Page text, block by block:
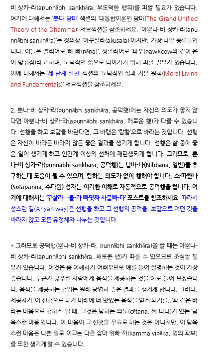
비 상카-라(apunnābhi sankhāra, 부도덕한 행위)를 피할 필요가 있습니다.
여기에 대해서는 ‘붓다 담마’ 섹션의 ‘대통합이론인 담마(The Grand Unified
Theory of the Dhamma)’ 서브섹션을 참조하세요. ‘아뿐나-비 상카-라(apu
nnābhi sankhāra)’는 정의상 ‘아꾸살라(akusala)’이지만, 가장 나쁜 종류들입
니다. 이들은 빨리어로 ‘빠-빠(pāpa)’, 싱할라어로 ‘파우(paw)(cow와 같이 운
이 맞춰짐)라고 하며, 도덕적인 삶으로 나아가기 위해 피할 필요가 있습니다.
이에 대해서는 ‘세 단계 실천’ 섹션의 ‘도덕적인 삶과 기본 원칙(Moral Living
and Fundamentals)’ 서브섹션을 참조하세요.
2. 뿐나-비 상카-라(punnābhi sankhāra, 공덕행)에는 자신의 의도가 좋지 않
다면 아뿐나-비 상카-라(apunnābhi sankhāra, 해로운 행)가 따를 수 있습니
다. 선행을 하고 보답을 바란다면, 그 바램은 ‘탐함’으로 바라는 것입니다. 선행
은 자신이 바라든 바라지 않든 좋은 결과를 생기게 합니다. 선행은 삶 중에 좋
은 일이 생기게 하고 인간계 이상의 선처에 재탄생되게 합니다. 그러므로, 뿐
나-비 상카-라(punnābhi sankhāra, 공덕행)는 닙바-나(Nibbāna, 열반)를 추
구하는데 도움이 될 수 있으며, 탐하는 의도가 없이 행해야 합니다. 소-따빤나
(Sōtapanna, 수다원) 성자는 이러한 이해로 자동적으로 공덕행을 합니다. 여
기에 대해서는 ‘꾸살라ㅡ물-라 빠띳짜 사뭅빠-다’ 포스트를 참조하세요 따라서
성스런 길(Ariyan way)은 선행을 하고 그 선행의 공덕을, 보답으로 어떤 것을
바라지 않고 모든 유정체와 나누는 것입니다.
* 그러므로 공덕행(뿐나-비 상카-라, punnābhi sankhāra)을 할 때는 아뿐나-
비 상카-라(apunnābhi sankhāra, 해로운 행)가 따를 수 있으므로 조심할 필
요가 있습니다. 이것은 좀 이해하기 어려우므로 예를 들어 설명하는 것이 가장
좋습니다. 누군가 굶주린 사람에게 음식을 제공하는 것을 예로 들어 보겠습니
다. 음식을 제공하는 행위는 원래 당연히 좋은 결과를 생기게 합니다. 그러나,
제공자가 ‘이 선행으로 내가 미래에 더 맛있는 음식을 얻게 되기를..’과 같은 바
라는 마음으로 행하게 될 때, 그것은 탐하는 의도(cētana, 쩨-따나)가 있는 ‘탐
욕스런 마음’입니다. 이 마음이 그 선행을 무효로 하는 것은 아니지만, 이 탐욕
스런 마음은 나쁜 일로 이끄는 다른 깜마 위빠-까(kamma vipāka, 업의 과보)
를 또한 생기게 할 수 있습니다.